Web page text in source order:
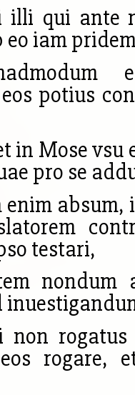
qui ante
eo iam
potius
in Mose vsu
pro se
enim
testari,
nondum
non
rogare,